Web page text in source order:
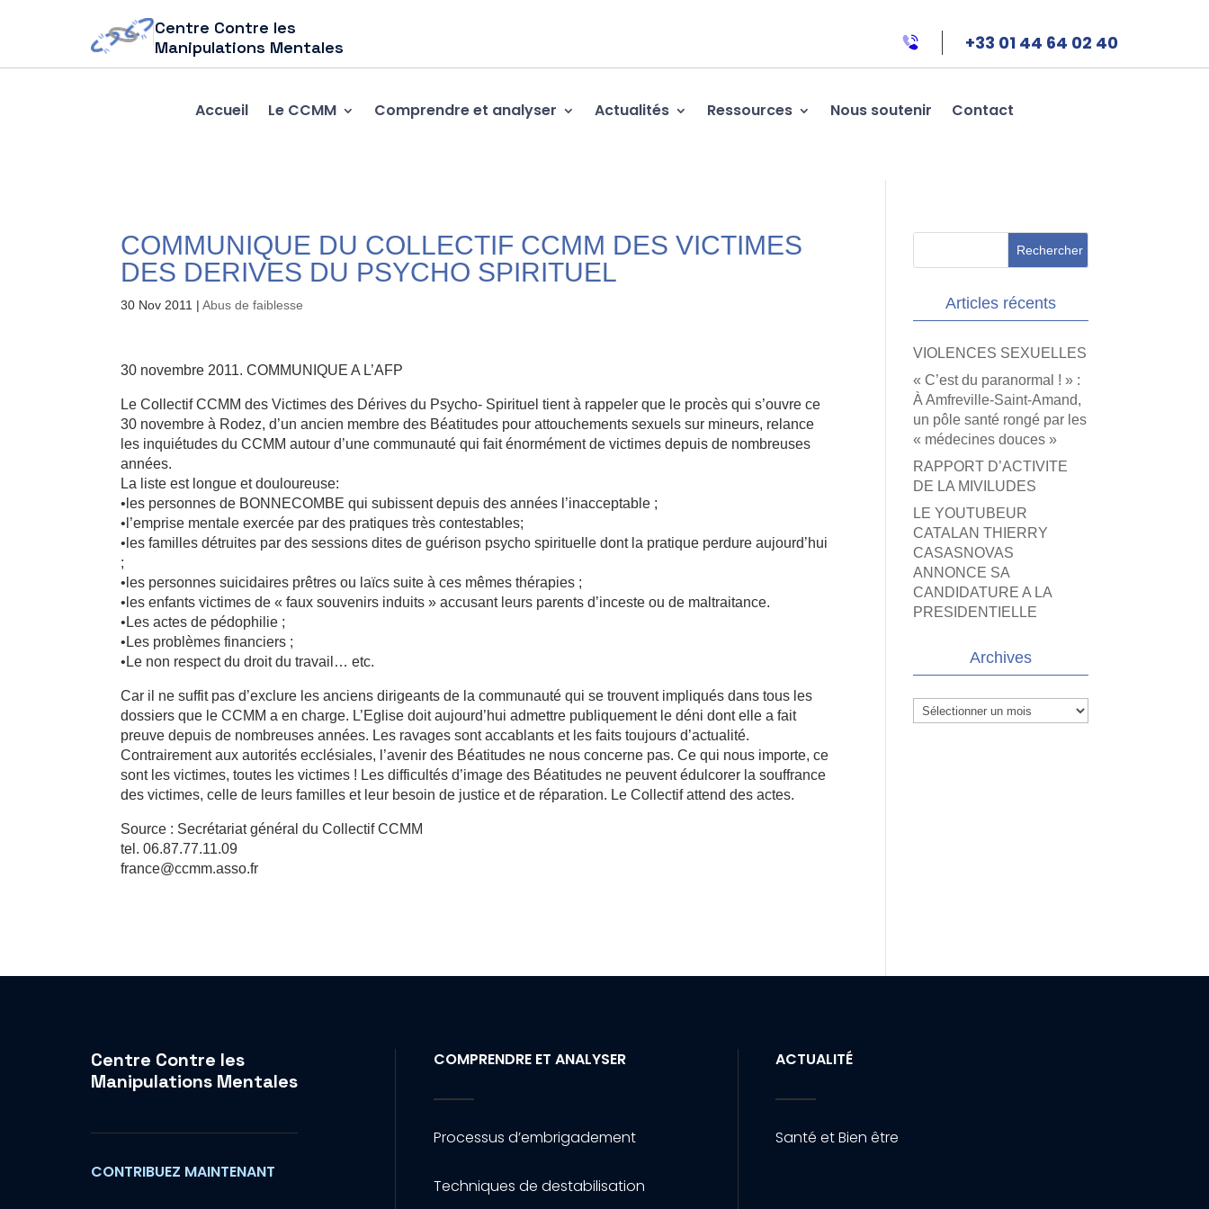
Centre Contre les
Manipulations Mentales
+33 01 44 64 02 40
Accueil Le CCMM Comprendre et analyser Actualités Ressources Nous soutenir Contact
COMMUNIQUE DU COLLECTIF CCMM DES VICTIMES
DES DERIVES DU PSYCHO SPIRITUEL
30 Nov 2011 |Abus de faiblesse
30 novembre 2011. COMMUNIQUE A L’AFP
Le Collectif CCMM des Victimes des Dérives du Psycho- Spirituel tient à rappeler que le procès qui s’ouvre ce
30 novembre à Rodez, d’un ancien membre des Béatitudes pour attouchements sexuels sur mineurs, relance
les inquiétudes du CCMM autour d’une communauté qui fait énormément de victimes depuis de nombreuses
années.
La liste est longue et douloureuse:
•les personnes de BONNECOMBE qui subissent depuis des années l’inacceptable ;
•l’emprise mentale exercée par des pratiques très contestables;
•les familles détruites par des sessions dites de guérison psycho spirituelle dont la pratique perdure aujourd’hui
;
•les personnes suicidaires prêtres ou laïcs suite à ces mêmes thérapies ;
•les enfants victimes de « faux souvenirs induits » accusant leurs parents d’inceste ou de maltraitance.
•Les actes de pédophilie ;
•Les problèmes financiers ;
•Le non respect du droit du travail… etc.
Car il ne suffit pas d’exclure les anciens dirigeants de la communauté qui se trouvent impliqués dans tous les
dossiers que le CCMM a en charge. L’Eglise doit aujourd’hui admettre publiquement le déni dont elle a fait
preuve depuis de nombreuses années. Les ravages sont accablants et les faits toujours d’actualité.
Contrairement aux autorités ecclésiales, l’avenir des Béatitudes ne nous concerne pas. Ce qui nous importe, ce
sont les victimes, toutes les victimes ! Les difficultés d’image des Béatitudes ne peuvent édulcorer la souffrance
des victimes, celle de leurs familles et leur besoin de justice et de réparation. Le Collectif attend des actes.
Source : Secrétariat général du Collectif CCMM
tel. 06.87.77.11.09
france@ccmm.asso.fr
Articles récents
VIOLENCES SEXUELLES
« C’est du paranormal ! » :
À Amfreville-Saint-Amand,
un pôle santé rongé par les
« médecines douces »
RAPPORT D’ACTIVITE
DE LA MIVILUDES
LE YOUTUBEUR
CATALAN THIERRY
CASASNOVAS
ANNONCE SA
CANDIDATURE A LA
PRESIDENTIELLE
Archives
Archives
Centre Contre les
Manipulations Mentales
CONTRIBUEZ MAINTENANT
COMPRENDRE ET ANALYSER
Processus d’embrigadement
Techniques de destabilisation
ACTUALITÉ
Santé et Bien être